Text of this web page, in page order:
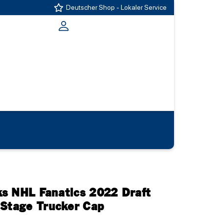
Deutscher Shop - Lokaler Service
NHL Fanatics 2022 Draft
Trucker Cap